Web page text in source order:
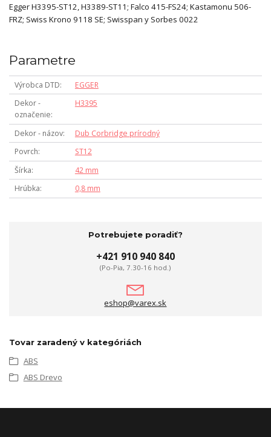
Egger H3395-ST12, H3389-ST11; Falco 415-FS24; Kastamonu 506-
FRZ; Swiss Krono 9118 SE; Swisspan y Sorbes 0022
Parametre
Výrobca DTD
EGGER
Dekor -
označenie
H3395
Dekor - názov
Dub Corbridge prírodný
Povrch
ST12
Šírka
42 mm
Hrúbka
0,8 mm
Potrebujete poradiť?
+421 910 940 840
(Po-Pia, 7.30-16 hod.)
eshop@varex.sk
Tovar zaradený v kategóriách
ABS
ABS Drevo